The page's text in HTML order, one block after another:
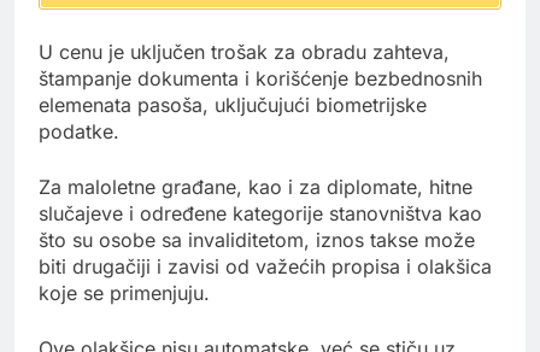
U cenu je uključen trošak za obradu zahteva,
štampanje dokumenta i korišćenje bezbednosnih
elemenata pasoša, uključujući biometrijske
podatke.
Za maloletne građane, kao i za diplomate, hitne
slučajeve i određene kategorije stanovništva kao
što su osobe sa invaliditetom, iznos takse može
biti drugačiji i zavisi od važećih propisa i olakšica
koje se primenjuju.